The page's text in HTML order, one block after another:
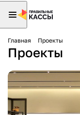
Главная Проекты
Проекты